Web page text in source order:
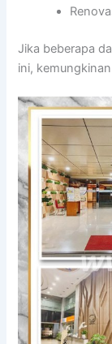
Jika beberapa
ini,